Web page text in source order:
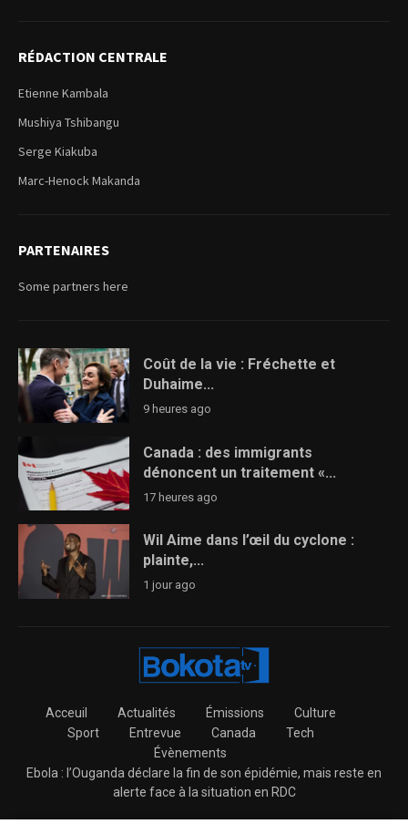
RÉDACTION CENTRALE
Etienne Kambala
Mushiya Tshibangu
Serge Kiakuba
Marc-Henock Makanda
PARTENAIRES
Some partners here
Coût de la vie : Fréchette et
Duhaime...
9 heures ago
Canada : des immigrants
dénoncent un traitement «...
17 heures ago
Wil Aime dans l’œil du cyclone :
plainte,...
1 jour ago
Acceuil Actualités Émissions
Culture
Sport
Entrevue Canada
Tech
Évènements
Ebola : l’Ouganda déclare la fin de son épidémie, mais reste en
alerte face à la situation en RDC